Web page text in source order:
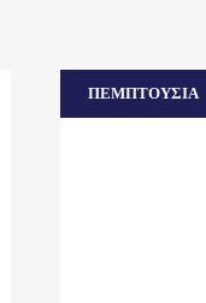
ΠΕΜΠΤΟΥΣΙΑ